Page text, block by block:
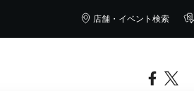
店舗・イベント検索